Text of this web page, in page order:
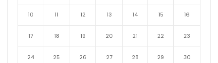
10 11 12 13 14 15 16
17 18 19 20 21 22 23
24 25 26 27 28 29 30